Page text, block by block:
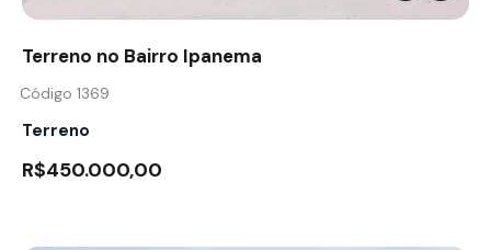
Terreno no Bairro Ipanema
Código 1369
Terreno
R$450.000,00